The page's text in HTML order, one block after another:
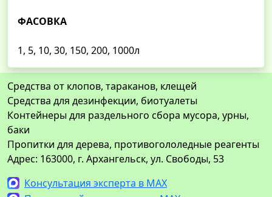
ФАСОВКА
1, 5, 10, 30, 150, 200, 1000л
Средства от клопов, тараканов, клещей
Средства для дезинфекции, биотуалеты
Контейнеры для раздельного сбора мусора, урны,
баки
Пропитки для дерева, противогололедные реагенты
Адрес: 163000, г. Архангельск, ул. Свободы, 53
Консультация эксперта в MAX